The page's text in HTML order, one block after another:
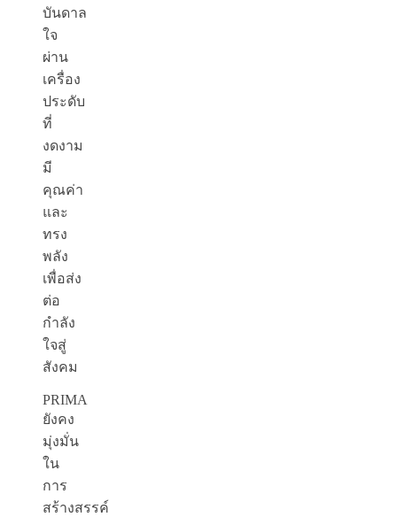
บันดาล
ใจ
ผ่าน
เครื่อง
ประดับ
ที่
งดงาม
มี
คุณค่า
และ
ทรง
พลัง
เพื่อส่ง
ต่อ
กำลัง
ใจสู่
สังคม
PRIMA
ยังคง
มุ่งมั่น
ใน
การ
สร้างสรรค์